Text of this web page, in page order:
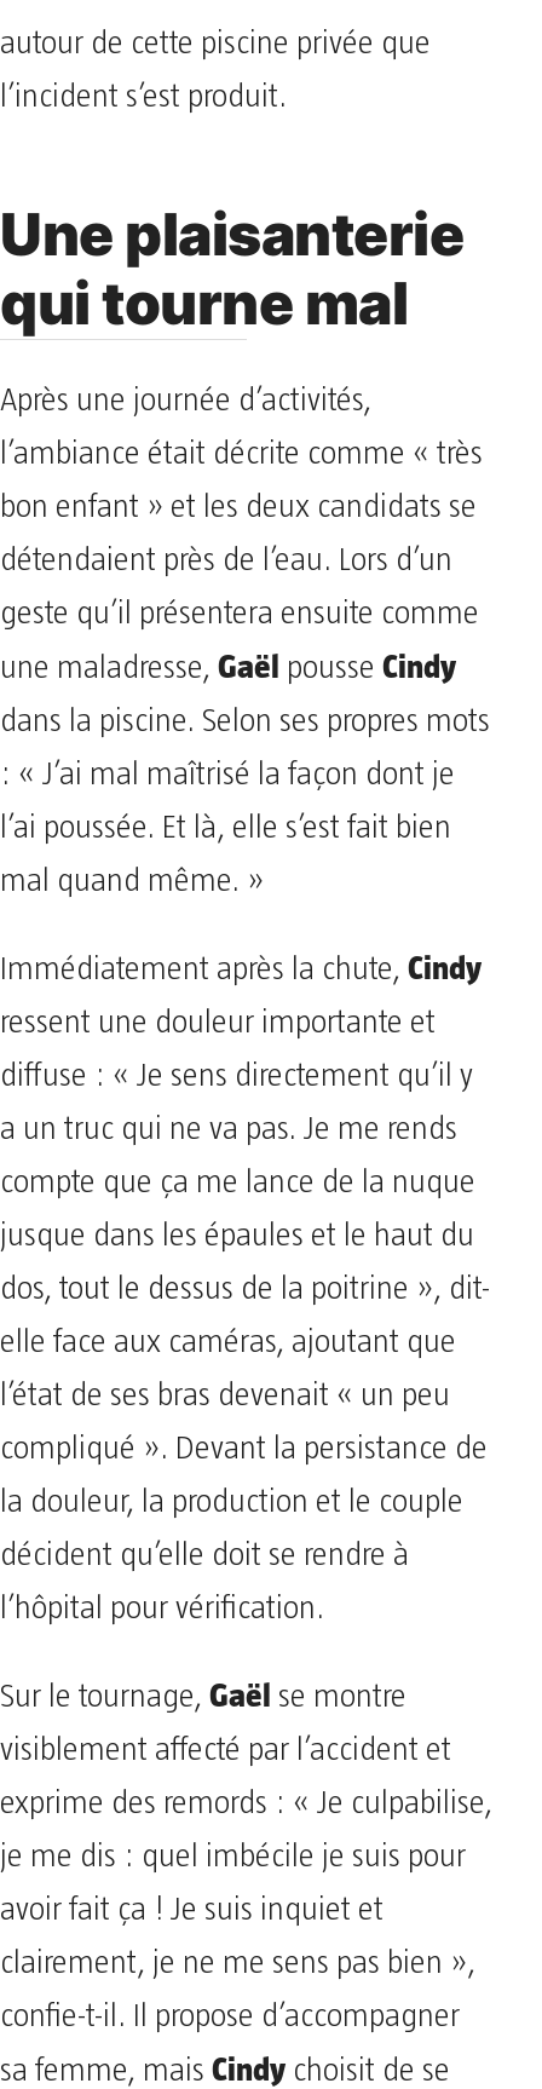
autour de cette piscine privée que
l’incident s’est produit.
Une plaisanterie
qui tourne mal
Après une journée d’activités,
l’ambiance était décrite comme « très
bon enfant » et les deux candidats se
détendaient près de l’eau. Lors d’un
geste qu’il présentera ensuite comme
une maladresse, Gaël pousse Cindy
dans la piscine. Selon ses propres mots
: « J’ai mal maîtrisé la façon dont je
l’ai poussée. Et là, elle s’est fait bien
mal quand même. »
Immédiatement après la chute, Cindy
ressent une douleur importante et
diffuse : « Je sens directement qu’il y
a un truc qui ne va pas. Je me rends
compte que ça me lance de la nuque
jusque dans les épaules et le haut du
dos, tout le dessus de la poitrine », dit-
elle face aux caméras, ajoutant que
l’état de ses bras devenait « un peu
compliqué ». Devant la persistance de
la douleur, la production et le couple
décident qu’elle doit se rendre à
l’hôpital pour vérification.
Sur le tournage, Gaël se montre
visiblement affecté par l’accident et
exprime des remords : « Je culpabilise,
je me dis : quel imbécile je suis pour
avoir fait ça ! Je suis inquiet et
clairement, je ne me sens pas bien »,
confie-t-il. Il propose d’accompagner
sa femme, mais Cindy choisit de se